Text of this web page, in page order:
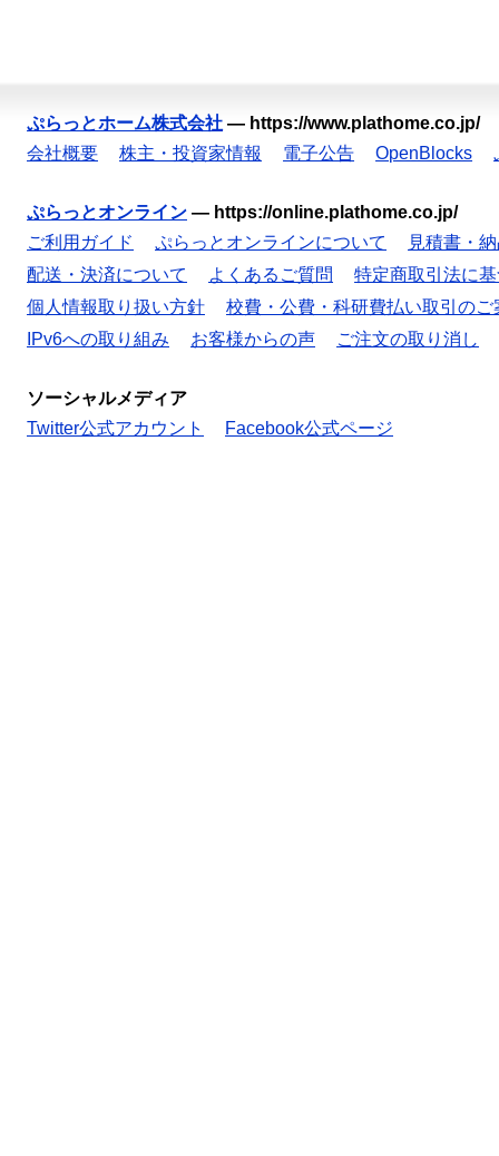
ぷらっとホーム株式会社 — https://www.plathome.co.jp/
会社概要
株主・投資家情報 電子公告 OpenBlocks
ぷらっとオンライン — https://online.plathome.co.jp/
ご利用ガイド
ぷらっとオンラインについて
見積書・
配送・決済について
よくあるご質問
特定商取引法に
個人情報取り扱い方針
校費・公費・科研費払い取引のご
IPv6への取り組み
お客様からの声 ご注文の取り消し
ソーシャルメディア
Twitter公式アカウント
Facebook公式ページ